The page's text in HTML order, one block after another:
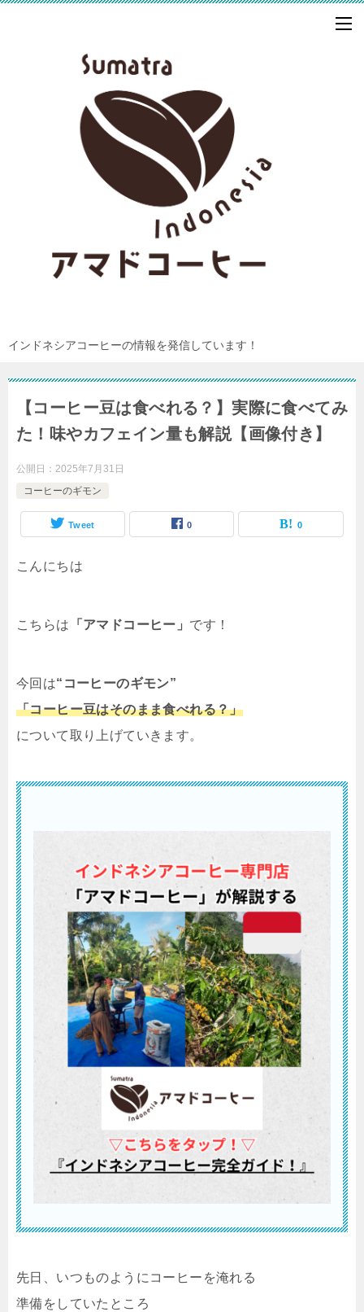
インドネシアコーヒーの情報を発信しています！
【コーヒー豆は食べれる？】実際に食べてみ
た！味やカフェイン量も解説【画像付き】
公開日： 2025年7月31日
コーヒーのギモン
Tweet 0 0
こんにちは
こちらは 「アマドコーヒー」 です！
今回は“コーヒーのギモン”
「コーヒー豆はそのまま食べれる？」
について取り上げていきます。
先日、いつものようにコーヒーを淹れる
準備をしていたところ